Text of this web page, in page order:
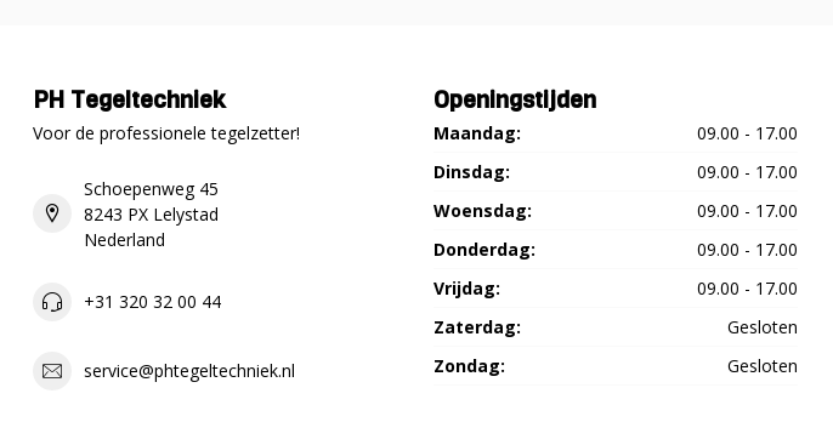
PH Tegeltechniek
Voor de professionele tegelzetter!
Schoepenweg 45
8243 PX Lelystad
Nederland
+31 320 32 00 44
service@phtegeltechniek.nl
Openingstijden
Maandag:
09.00 - 17.00
Dinsdag:
09.00 - 17.00
Woensdag:
09.00 - 17.00
Donderdag:
09.00 - 17.00
Vrijdag:
09.00 - 17.00
Zaterdag:
Gesloten
Zondag:
Gesloten